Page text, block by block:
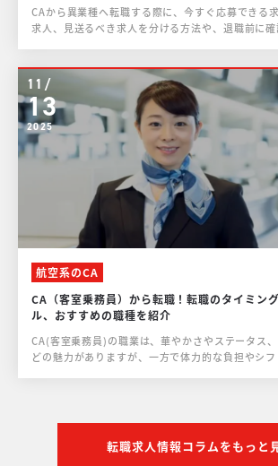
CAから異業種へ転職する際に、今すぐ応募できる
求人、見送るべき求人を分ける方法や、退職前に
11/
13
2025
航空系のCA
CA（客室乗務員）から転職！転職のタイミン
ル、おすすめの職種を紹介
CA(客室乗務員)の職業は、華やかさやステータス
どの魅力がありますが、一方で体力的な負担やシ
転職求人情報コラムをもっと